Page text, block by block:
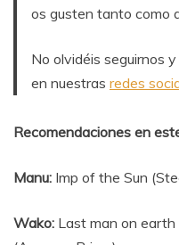
os gusten tanto como
No olvidéis seguirnos
en nuestras redes
Recomendaciones en
Manu: Imp of the Sun
Wako: Last man on earth